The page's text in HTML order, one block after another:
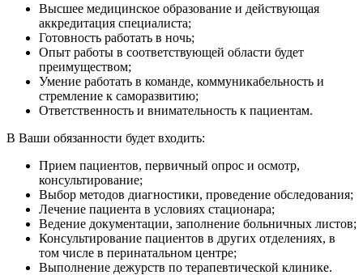
Высшее медицинское образование и действующая
аккредитация специалиста;
Готовность работать в ночь;
Опыт работы в соответствующей области будет
преимуществом;
Умение работать в команде, коммуникабельность и
стремление к саморазвитию;
Ответственность и внимательность к пациентам.
В Ваши обязанности будет входить:
Прием пациентов, первичный опрос и осмотр,
консультирование;
Выбор методов диагностики, проведение обследования;
Лечение пациента в условиях стационара;
Ведение документации, заполнение больничных листов;
Консультирование пациентов в других отделениях, в
том числе в перинатальном центре;
Выполнение дежурств по терапевтической клинике.